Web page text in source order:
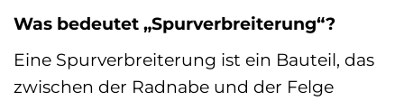
Was bedeutet „Spurverbreiterung“?
Eine Spurverbreiterung ist ein Bauteil, das
zwischen der Radnabe und der Felge